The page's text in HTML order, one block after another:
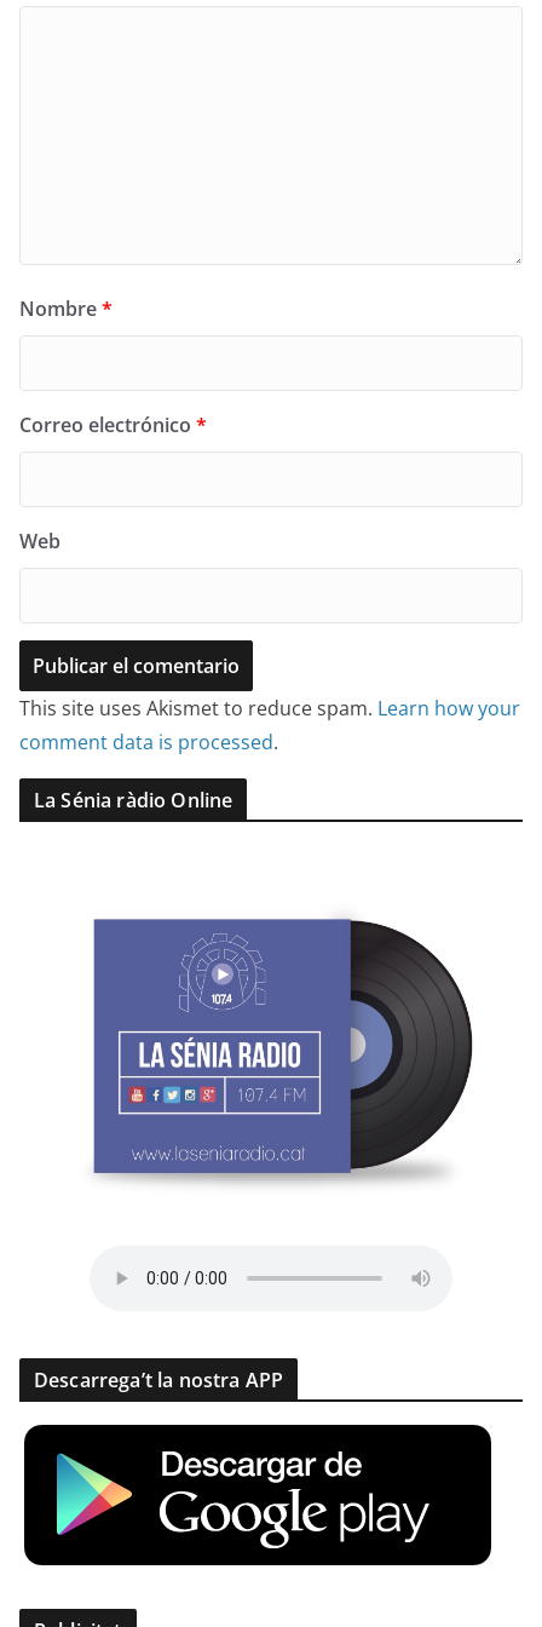
Nombre*
Correo electrónico *
Web
This site uses Akismet to reduce spam. Learn how your
comment data is processed.
La Sénia ràdio Online
Descarrega’t la nostra APP